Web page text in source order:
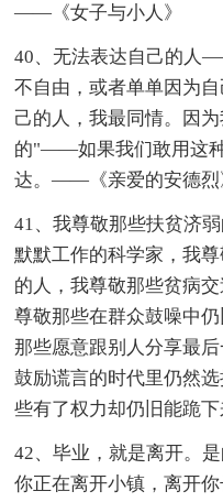
——《女子与小人》
40、无法表达自己的人
不自由，或者单单因为
己的人，我最同情。因
的"——如果我们敢用这
达。——《亲爱的安德烈
41、我尊敬那些扶贫济
默默工作的科学家，我
的人，我尊敬那些贫病
尊敬那些在群众鼓噪中
那些愿意跟别人分享最
鼓励谎言的时代里仍然
些有了权力却仍旧能跪
42、毕业，就是离开。
你正在离开小镇，离开